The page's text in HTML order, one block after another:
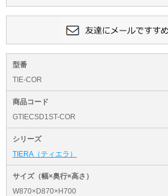
型番
TIE-COR
商品コード
GTIECSD1ST-COR
シリーズ
TIERA（ティエラ）
サイズ（幅×奥行×高さ）
W870×D870×H700